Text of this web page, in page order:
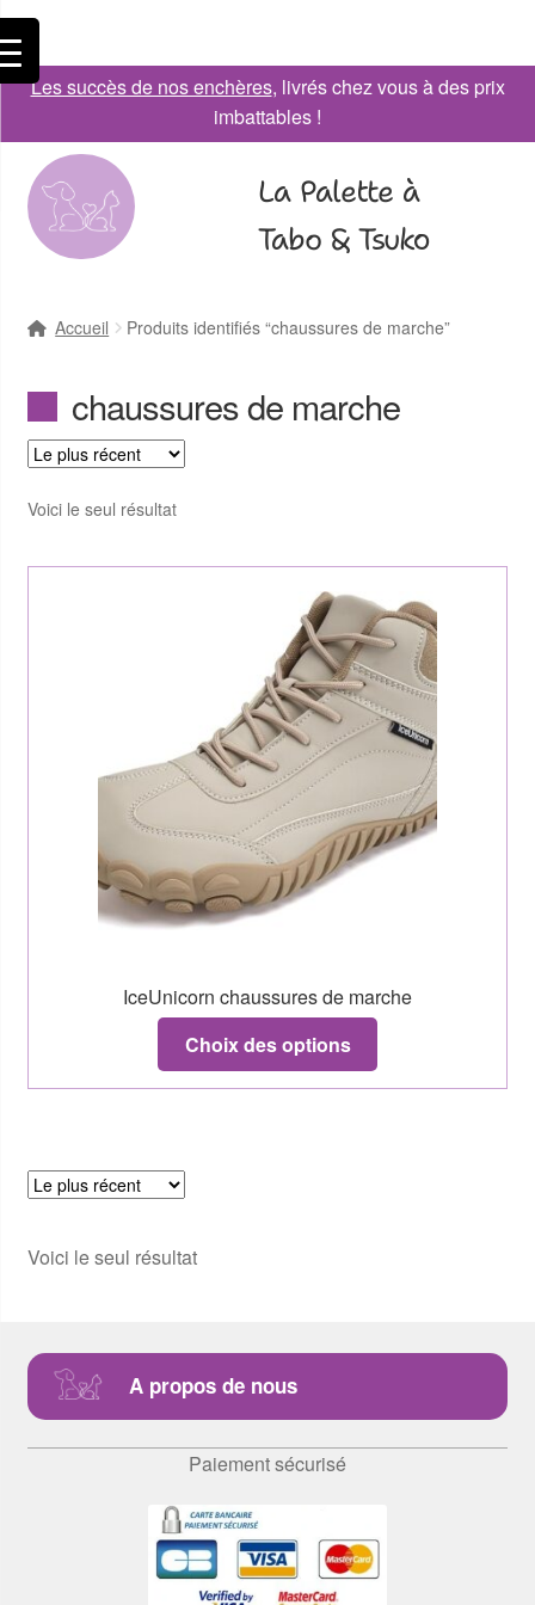
Les succès de nos enchères, livrés chez vous à des prix
imbattables !
La Palette à
Tabo & Tsuko
Accueil Produits identifiés “chaussures de marche”
chaussures de marche
Voici le seul résultat
IceUnicorn chaussures de marche
Choix des options
Voici le seul résultat
A propos de nous
Paiement sécurisé